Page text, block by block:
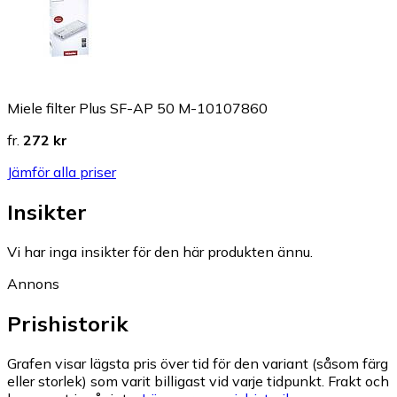
Miele filter Plus SF-AP 50 M-10107860
fr. 272 kr
Jämför alla priser
Insikter
Vi har inga insikter för den här produkten ännu.
Annons
Prishistorik
Grafen visar lägsta pris över tid för den variant (såsom färg
eller storlek) som varit billigast vid varje tidpunkt. Frakt och